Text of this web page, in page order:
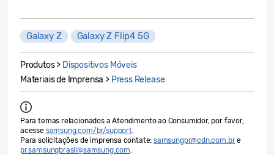
Galaxy Z Galaxy Z Flip4 5G
Produtos > Dispositivos Móveis
Materiais de Imprensa > Press Release
Para temas relacionados a Atendimento ao Consumidor, por favor,
acesse samsung.com/br/support.
Para solicitações de imprensa contate: samsungpr@cdn.com.bre
pr.samsungbrasil@samsung.com